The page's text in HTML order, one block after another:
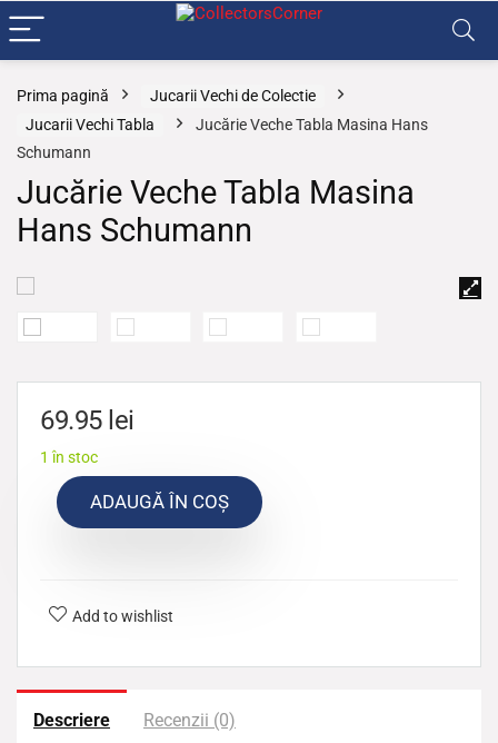
Prima pagină
Jucarii Vechi de Colectie
Jucarii Vechi Tabla
Jucărie Veche Tabla Masina Hans
Schumann
Jucărie Veche Tabla Masina
Hans Schumann
69.95 lei
1 în stoc
ADAUGĂ ÎN COȘ
Add to wishlist
Descriere Recenzii (0)